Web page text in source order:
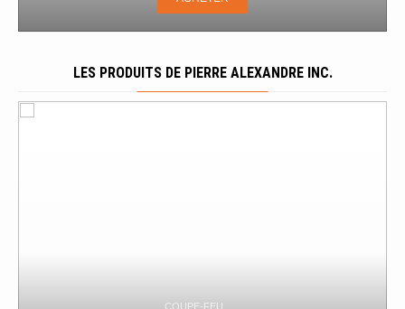
LES PRODUITS DE PIERRE ALEXANDRE INC.